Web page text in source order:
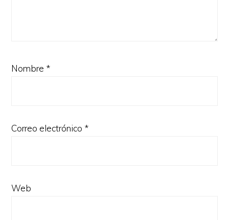
Nombre *
Correo electrónico *
Web